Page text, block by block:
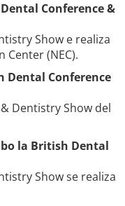
Conference &
Show e realiza
(NEC).
Dental Conference
Dentistry Show del
la British Dental
Show se realiza